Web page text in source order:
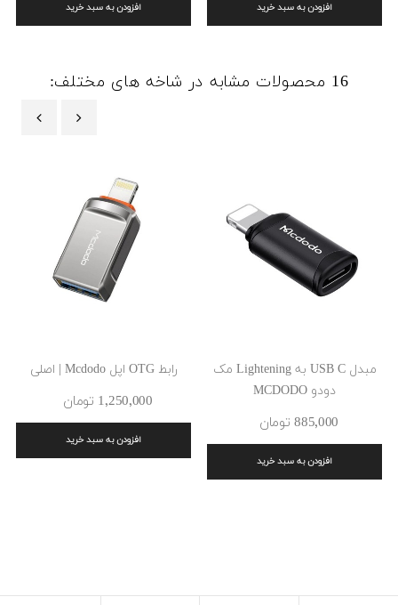
افزودن به سبد خرید افزودن به سبد خرید
16 محصولات مشابه در شاخه های مختلف:
مبدل USB C به Lightening مک
دودو MCDODO
885٬000 ‎تومان
افزودن به سبد خرید
رابط OTG اپل Mcdodo | اصلی
1٬250٬000 ‎تومان
افزودن به سبد خرید